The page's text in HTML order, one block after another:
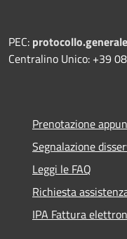
PEC:
Centralino Unico: +39
Prenotazione
Segnalazione
Leggi le FAQ
Richiesta
IPA Fattura